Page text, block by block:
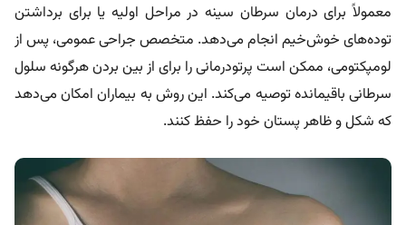
معمولاً برای درمان سرطان سینه در مراحل اولیه یا برای برداشتن
توده‌های خوش‌خیم انجام می‌دهد. متخصص جراحی عمومی، پس از
لومپکتومی، ممکن است پرتودرمانی را برای از بین بردن هرگونه سلول
سرطانی باقیمانده توصیه می‌کند. این روش به بیماران امکان می‌دهد
که شکل و ظاهر پستان خود را حفظ کنند.